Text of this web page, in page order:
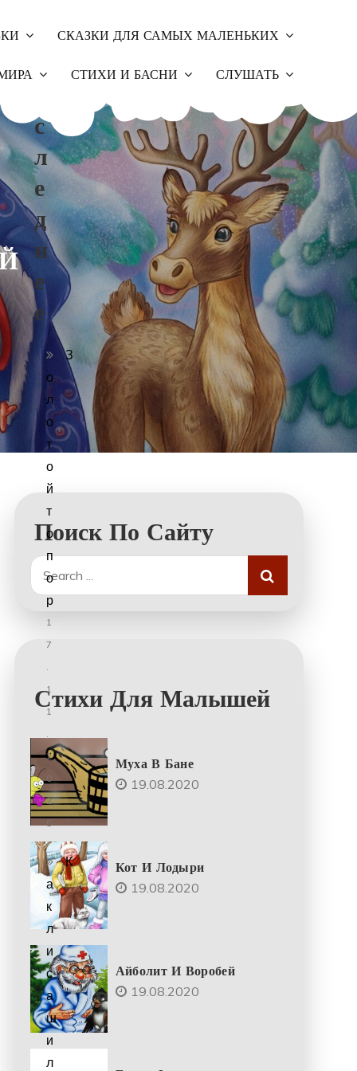
СКАЗКИ ДЛЯ САМЫХ МАЛЕНЬКИХ
СТИХИ И БАСНИ СЛУШАТЬ
Поиск По Сайту
Search
for:
Стихи Для Малышей
Муха В Бане
19.08.2020
Кот И Лодыри
19.08.2020
Айболит И Воробей
19.08.2020
С
Л
Е
Д
Н
Е
Е
З
о
л
о
т
о
й
т
о
п
о
р
1
7
.
1
1
.
2
0
2
5
К
а
к
л
и
с
а
ш
и
л